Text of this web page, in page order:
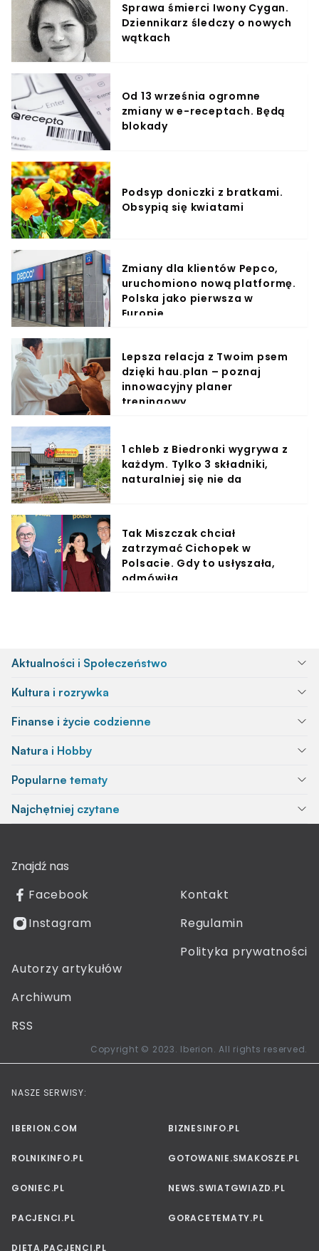
Sprawa śmierci Iwony Cygan.
Dziennikarz śledczy o nowych
wątkach
Od 13 września ogromne
zmiany w e-receptach. Będą
blokady
Podsyp doniczki z bratkami.
Obsypią się kwiatami
Zmiany dla klientów Pepco,
uruchomiono nową platformę.
Polska jako pierwsza w
Europie
Lepsza relacja z Twoim psem
dzięki hau.plan – poznaj
innowacyjny planer
treningowy
1 chleb z Biedronki wygrywa z
każdym. Tylko 3 składniki,
naturalniej się nie da
Tak Miszczak chciał
zatrzymać Cichopek w
Polsacie. Gdy to usłyszała,
odmówiła
Aktualności i Społeczeństwo
Kultura i rozrywka
Finanse i życie codzienne
Natura i Hobby
Popularne tematy
Najchętniej czytane
Znajdź nas
Facebook
Instagram
Kontakt
Regulamin
Polityka prywatności
Autorzy artykułów
Archiwum
RSS
Copyright © 2023. Iberion. All rights reserved.
NASZE SERWISY:
IBERION.COM BIZNESINFO.PL
ROLNIKINFO.PL GOTOWANIE.SMAKOSZE.PL
GONIEC.PL NEWS.SWIATGWIAZD.PL
PACJENCI.PL GORACETEMATY.PL
DIETA.PACJENCI.PL